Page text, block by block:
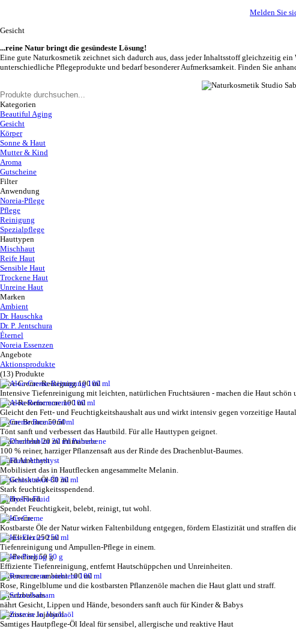
Melden Sie
Gesicht
...reine Natur bringt die gesündeste Lösung!
Eine gute Naturkosmetik zeichnet sich dadurch aus, dass jeder Inhaltsstoff gleichzeitig
unterschiedliche Pflegeprodukte und bedarf besonderer Aufmerksamkeit. Finden Sie
Kategorien
Beautiful Aging
Gesicht
Körper
Sonne & Haut
Mutter & Kind
Aroma
Gutscheine
Filter
Anwendung
Noreia-Pflege
Pflege
Reinigung
Spezialpflege
Hauttypen
Mischhaut
Reife Haut
Sensible Haut
Trockene Haut
Unreine Haut
Marken
Ambient
Dr. Hauschka
Dr. P. Jentschura
Éternel
Noreia Essenzen
Angebote
Aktionsprodukte
(13) Produkte
Aloe-Creme-Reinigung 100 ml
Intensive Tiefenreinigung mit leichten, natürlichen Fruchtsäuren - machen die Haut schön
Aloe-Reformcreme 100 ml
Gleicht den Fett- und Feuchtigkeitshaushalt aus und wirkt intensiv gegen vorzeitige
Creme Bronce 50ml
Tönt sanft und verbessert das Hautbild. Für alle Hauttypen geignet.
Drachenblut 20 ml Primabene
100 % reiner, harziger Pflanzensaft aus der Rinde des Drachenblut-Baumes.
Fluid Amethyst
Mobilisiert das in Hautflecken angesammelte Melanin.
Gesichtskur-Öl 30 ml
Stark feuchtigkeitsspendend.
Hydro-Fluid
Spendet Feuchtigkeit, belebt, reinigt, tut wohl.
Iris-Creme
Kostbarste Öle der Natur wirken Faltenbildung entgegen, fördern Elastizität und straffen
Iris-Elixier 250 ml
Tiefenreinigung und Ampullen-Pflege in einem.
Iris-Peeling 50 g
Effiziente Tiefenreinigung, entfernt Hautschüppchen und Unreinheiten.
Rosencreme ambient 100 ml
Rose, Ringelblume und die kostbarsten Pflanzenöle machen die Haut glatt und straff.
Schutzbalsam
nährt Gesicht, Lippen und Hände, besonders sanft auch für Kinder & Babys
Zistrose in Jojobaöl
Samtiges Hautpflege-Öl Ideal für sensibel, allergische und reaktive Haut